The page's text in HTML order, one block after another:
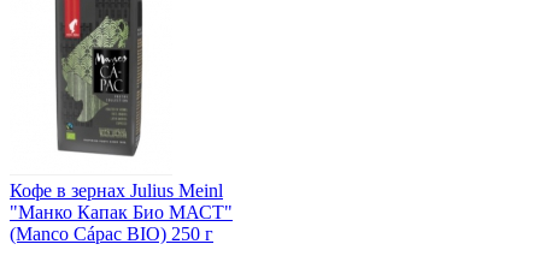
Кофе в зернах Julius Meinl
"Манко Капак Био МАСТ"
(Manco Cápac BIO) 250 г